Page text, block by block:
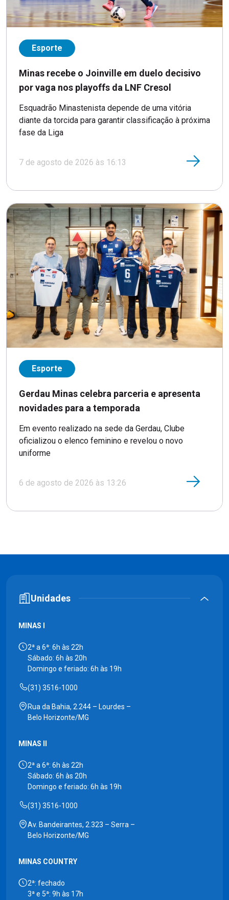
Esporte
Minas recebe o Joinville em duelo decisivo
por vaga nos playoffs da LNF Cresol
Esquadrão Minastenista depende de uma vitória
diante da torcida para garantir classificação à próxima
fase da Liga
7 de agosto de 2026 às 16:13
Esporte
Gerdau Minas celebra parceria e apresenta
novidades para a temporada
Em evento realizado na sede da Gerdau, Clube
oficializou o elenco feminino e revelou o novo
uniforme
6 de agosto de 2026 às 13:26
Unidades
MINAS I
2ª a 6ª: 6h às 22h
Sábado: 6h às 20h
Domingo e feriado: 6h às 19h
(31) 3516-1000
Rua da Bahia, 2.244 – Lourdes –
Belo Horizonte/MG
MINAS II
2ª a 6ª: 6h às 22h
Sábado: 6h às 20h
Domingo e feriado: 6h às 19h
(31) 3516-1000
Av. Bandeirantes, 2.323 – Serra –
Belo Horizonte/MG
MINAS COUNTRY
2ª: fechado
3ª e 5ª: 9h às 17h